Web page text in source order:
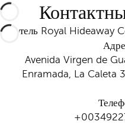
Отель Royal Hideaway
Avenida Virgen de
Enramada, La Caleta